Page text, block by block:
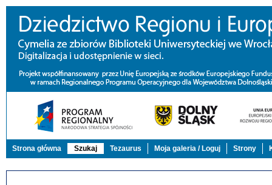
Strona główna Szukaj Tezaurus Moja galeria / Loguj Strony